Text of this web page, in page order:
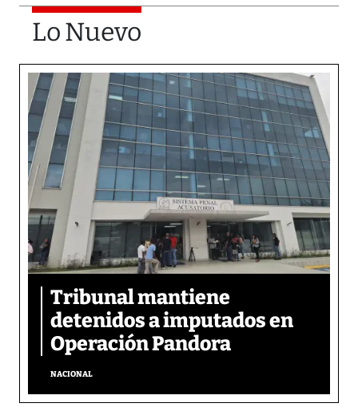
Lo Nuevo
Tribunal mantiene
detenidos a imputados en
Operación Pandora
NACIONAL